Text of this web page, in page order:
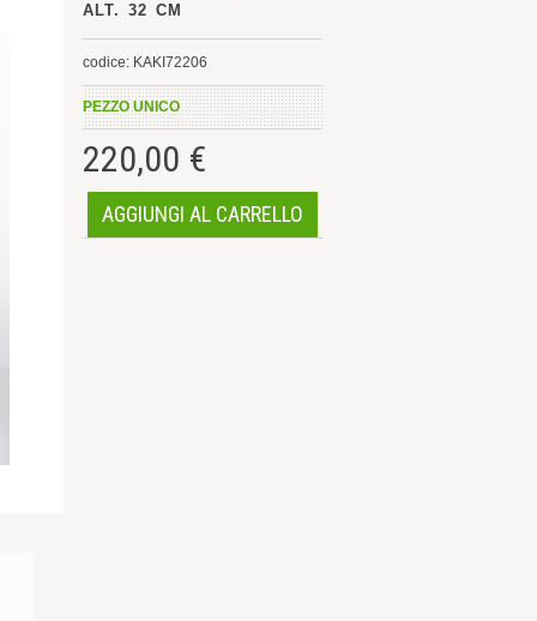
ALT. 32 CM
codice: KAKI72206
PEZZO UNICO
220,00 €
AGGIUNGI AL CARRELLO